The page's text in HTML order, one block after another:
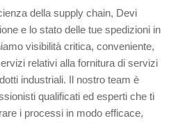
della supply chain, Devi
e lo stato delle tue spedizioni in
visibilità critica, conveniente,
relativi alla fornitura di servizi
industriali. Il nostro team è
qualificati ed esperti che ti
i processi in modo efficace,